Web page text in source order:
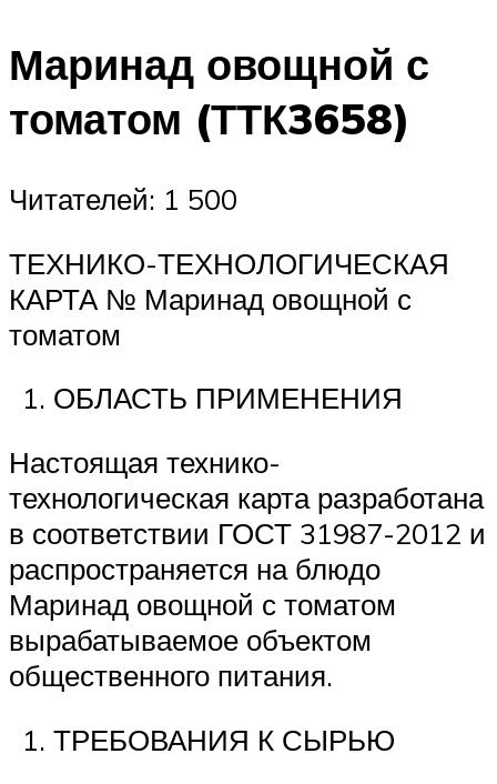
Маринад овощной с
томатом (ТТК3658)
Читателей: 1 500
ТЕХНИКО-ТЕХНОЛОГИЧЕСКАЯ
КАРТА № Маринад овощной с
томатом
ОБЛАСТЬ ПРИМЕНЕНИЯ
Настоящая технико-
технологическая карта разработана
в соответствии ГОСТ 31987-2012 и
распространяется на блюдо
Маринад овощной с томатом
вырабатываемое объектом
общественного питания.
ТРЕБОВАНИЯ К СЫРЬЮ